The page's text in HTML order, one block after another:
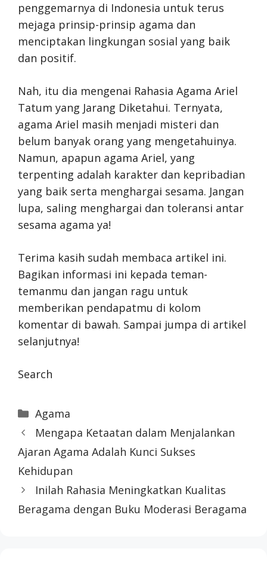
penggemarnya di Indonesia untuk terus
mejaga prinsip-prinsip agama dan
menciptakan lingkungan sosial yang baik
dan positif.
Nah, itu dia mengenai Rahasia Agama Ariel
Tatum yang Jarang Diketahui. Ternyata,
agama Ariel masih menjadi misteri dan
belum banyak orang yang mengetahuinya.
Namun, apapun agama Ariel, yang
terpenting adalah karakter dan kepribadian
yang baik serta menghargai sesama. Jangan
lupa, saling menghargai dan toleransi antar
sesama agama ya!
Terima kasih sudah membaca artikel ini.
Bagikan informasi ini kepada teman-
temanmu dan jangan ragu untuk
memberikan pendapatmu di kolom
komentar di bawah. Sampai jumpa di artikel
selanjutnya!
Search
Categories
Agama
Mengapa Ketaatan dalam Menjalankan
Ajaran Agama Adalah Kunci Sukses
Kehidupan
Inilah Rahasia Meningkatkan Kualitas
Beragama dengan Buku Moderasi Beragama